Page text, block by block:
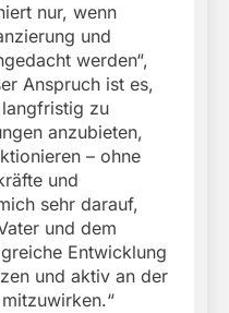
nur, wenn
und
werden“,
Anspruch ist es,
zu
anzubieten,
– ohne
und
sehr darauf,
und dem
Entwicklung
und aktiv an der